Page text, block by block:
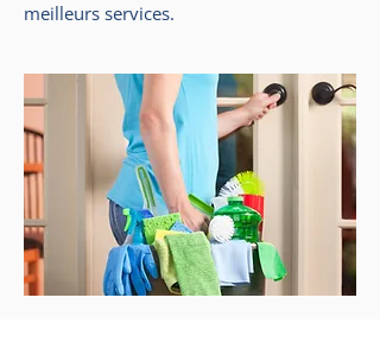
meilleurs services.